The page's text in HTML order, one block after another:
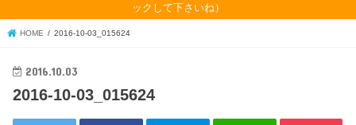
ックして下さいね）
HOME 2016-10-03_015624
2016.10.03
2016-10-03_015624